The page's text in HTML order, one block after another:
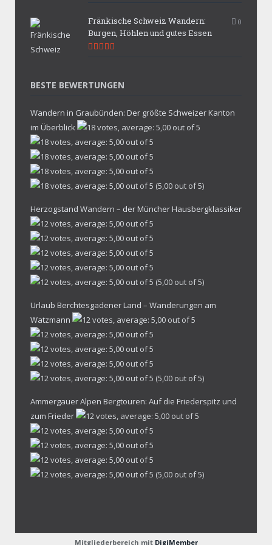
0
Fränkische Schweiz Wandern:
Burgen, Höhlen und gutes Essen
BESTE BEWERTUNGEN
Wandern in Graubünden: Der größte Schweizer Kanton
im Überblick
(5,00 out of 5)
Herzogstand Wandern – der Müncher Hausbergklassiker
(5,00 out of 5)
Urlaub Berchtesgadener Land – Wanderungen am
Watzmann
(5,00 out of 5)
Ammergauer Alpen Bergtouren: Auf die Friederspitz und
zum Frieder
(5,00 out of 5)
Mitgliederbereich mit DigiMember